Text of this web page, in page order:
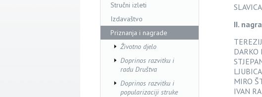
II.
MIRO
IVAN
Stručni izleti
Izdavaštvo
Priznanja i nagrade
Životno djelo
Doprinos razvitku i
radu Društva
Doprinos razvitku i
popularizaciji struke